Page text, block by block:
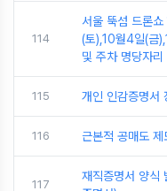
114
서울 뚝섬 드론
(토),10월4일(금
및 주차 명당자리
115 개인 인감증명서
116 근본적 공매도 제
117
재직증명서 양식